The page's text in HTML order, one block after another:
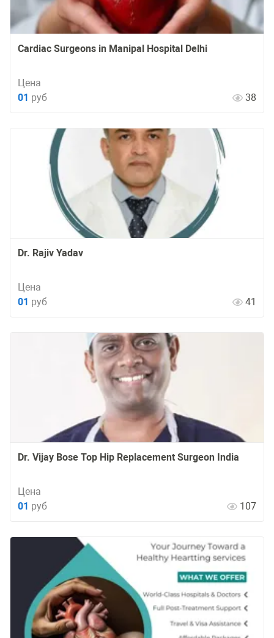
Cardiac Surgeons in Manipal Hospital Delhi
Цена
01 руб 38
Dr. Rajiv Yadav
Цена
01 руб 41
Dr. Vijay Bose Top Hip Replacement Surgeon India
Цена
01 руб 107